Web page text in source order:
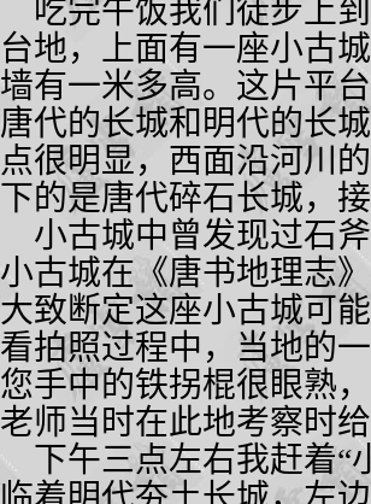
吃完午饭我们徒步上
台地，上面有一座小古
墙有一米多高。这片平
唐代的长城和明代的长
点很明显，西面沿河川
下的是唐代碎石长城，
小古城中曾发现过石
小古城在《唐书地理志
大致断定这座小古城可
看拍照过程中，当地的
您手中的铁拐棍很眼熟
老师当时在此地考察时
下午三点左右我赶着“